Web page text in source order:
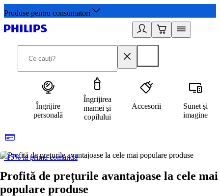
Produse pentru consumatori
Îngrijire
personală
Îngrijirea
mamei şi
copilului
Accesorii
Sunet şi
imagine
-15% la prima comandă
Profită de prețurile avantajoase la cele mai
populare produse